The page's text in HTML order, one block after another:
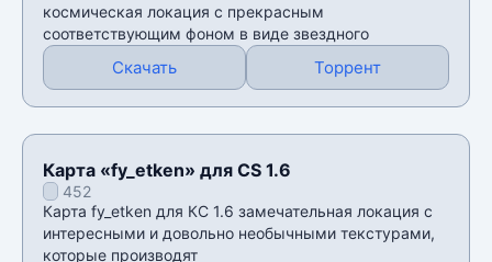
космическая локация с прекрасным
соответствующим фоном в виде звездного
Скачать Торрент
Карта «fy_etken» для CS 1.6
452
Карта fy_etken для КС 1.6 замечательная локация с
интересными и довольно необычными текстурами,
которые производят